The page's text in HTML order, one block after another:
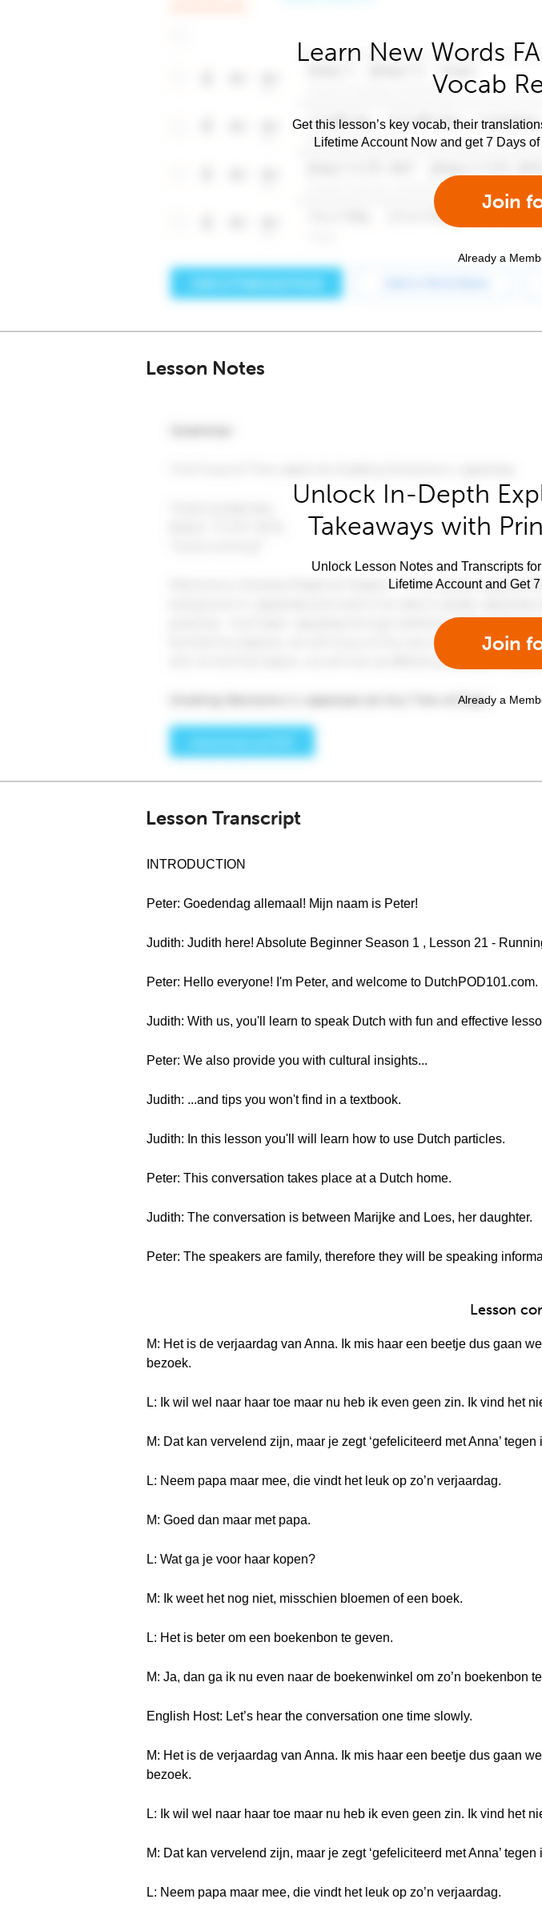
Learn New Words
Vocab
Get this lesson’s key vocab, their
Lifetime Account Now and get 7 Days
Join
Already a
Lesson Notes
Unlock In-Depth
Takeaways with
Unlock Lesson Notes and Transcripts
Lifetime Account and Get
Join
Already a
Lesson Transcript
INTRODUCTION
Peter: Goedendag allemaal! Mijn naam is Peter!
Judith: Judith here! Absolute Beginner Season 1 , Lesson 21 -
Peter: Hello everyone! I'm Peter, and welcome to DutchPOD101.com.
Judith: With us, you'll learn to speak Dutch with fun and effective
Peter: We also provide you with cultural insights...
Judith: ...and tips you won't find in a textbook.
Judith: In this lesson you'll will learn how to use Dutch particles.
Peter: This conversation takes place at a Dutch home.
Judith: The conversation is between Marijke and Loes, her daughter.
Peter: The speakers are family, therefore they will be speaking
Lesson
M: Het is de verjaardag van Anna. Ik mis haar een beetje dus gaan
bezoek.
L: Ik wil wel naar haar toe maar nu heb ik even geen zin. Ik vind het
M: Dat kan vervelend zijn, maar je zegt ‘gefeliciteerd met Anna’ tegen
L: Neem papa maar mee, die vindt het leuk op zo’n verjaardag.
M: Goed dan maar met papa.
L: Wat ga je voor haar kopen?
M: Ik weet het nog niet, misschien bloemen of een boek.
L: Het is beter om een boekenbon te geven.
M: Ja, dan ga ik nu even naar de boekenwinkel om zo’n boekenbon
English Host: Let’s hear the conversation one time slowly.
M: Het is de verjaardag van Anna. Ik mis haar een beetje dus gaan
bezoek.
L: Ik wil wel naar haar toe maar nu heb ik even geen zin. Ik vind het
M: Dat kan vervelend zijn, maar je zegt ‘gefeliciteerd met Anna’ tegen
L: Neem papa maar mee, die vindt het leuk op zo’n verjaardag.